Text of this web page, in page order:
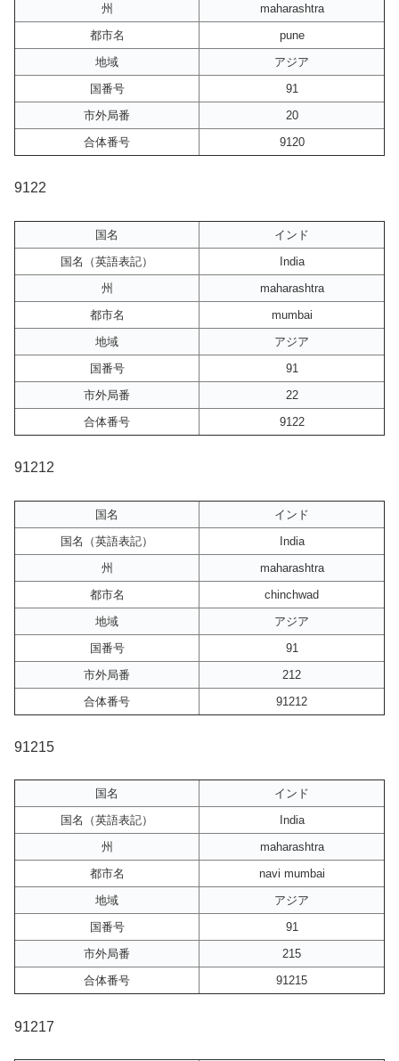
州
maharashtra
都市名
pune
地域
アジア
国番号
91
市外局番
20
合体番号
9120
9122
国名
インド
国名（英語表記）
India
州
maharashtra
都市名
mumbai
地域
アジア
国番号
91
市外局番
22
合体番号
9122
91212
国名
インド
国名（英語表記）
India
州
maharashtra
都市名
chinchwad
地域
アジア
国番号
91
市外局番
212
合体番号
91212
91215
国名
インド
国名（英語表記）
India
州
maharashtra
都市名
navi mumbai
地域
アジア
国番号
91
市外局番
215
合体番号
91215
91217